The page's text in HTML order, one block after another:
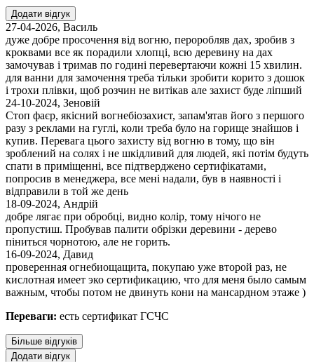
Додати відгук
27-04-2026, Василь
дуже добре просочення від вогню, пероробляв дах, зробив з
кроквами все як порадили хлопці, всю деревину на дах
замочував і тримав по годині перевертаючи кожні 15 хвилин.
для ванни для замочення треба тільки зробити корито з дошок
і трохи плівки, щоб розчин не витікав але захист буде ліпший
24-10-2024, Зеновій
Стоп фаєр, якісний вогнебіозахист, запам'ятав його з першого
разу з реклами на гуглі, коли треба було на горище знайшов і
купив. Перевага цього захисту від вогню в тому, що він
зроблений на солях і не шкідливий для людей, які потім будуть
спати в приміщенні, все підтверджено сертифікатами,
попросив в менеджера, все мені надали, був в наявності і
відправили в той же день
18-09-2024, Андрій
добре лягає при обробці, видно колір, тому нічого не
пропустиш. Пробував палити обрізки деревини - дерево
піниться чорнотою, але не горить.
16-09-2024, Давид
проверенная огнебиощащита, покупаю уже второй раз, не
кислотная имеет эко сертификацию, что для меня было самым
важным, чтобы потом не двинуть кони на мансардном этаже )
Переваги: есть сертификат ГСЧС
Більше відгуків
Додати відгук